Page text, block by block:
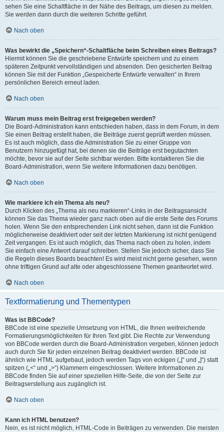
sehen Sie eine Schaltfläche in der Nähe des Beitrags, um diesen zu melden.
Sie werden dann durch die weiteren Schritte geführt.
Nach oben
Was bewirkt die „Speichern“-Schaltfläche beim Schreiben eines Beitrags?
Hiermit können Sie die geschriebene Entwürfe speichern und zu einem
späteren Zeitpunkt vervollständigen und absenden. Den gesicherten Beitrag
können Sie mit der Funktion „Gespeicherte Entwürfe verwalten“ in Ihrem
persönlichen Bereich erneut laden.
Nach oben
Warum muss mein Beitrag erst freigegeben werden?
Die Board-Administration kann entschieden haben, dass in dem Forum, in dem
Sie einen Beitrag erstellt haben, die Beiträge zuerst geprüft werden müssen.
Es ist auch möglich, dass die Administration Sie zu einer Gruppe von
Benutzern hinzugefügt hat, bei denen sie die Beiträge erst begutachten
möchte, bevor sie auf der Seite sichtbar werden. Bitte kontaktieren Sie die
Board-Administration, wenn Sie weitere Informationen dazu benötigen.
Nach oben
Wie markiere ich ein Thema als neu?
Durch Klicken des „Thema als neu markieren“-Links in der Beitragsansicht
können Sie das Thema wieder ganz nach oben auf die erste Seite des Forums
holen. Wenn Sie den entsprechenden Link nicht sehen, dann ist die Funktion
möglicherweise deaktiviert oder seit der letzten Markierung ist nicht genügend
Zeit vergangen. Es ist auch möglich, das Thema nach oben zu holen, indem
Sie einfach eine Antwort darauf schreiben. Stellen Sie jedoch sicher, dass Sie
die Regeln dieses Boards beachten! Es wird meist nicht gerne gesehen, wenn
ohne triftigen Grund auf alte oder abgeschlossene Themen geantwortet wird.
Nach oben
Textformatierung und Thementypen
Was ist BBCode?
BBCode ist eine spezielle Umsetzung von HTML, die Ihnen weitreichende
Formatierungsmöglichkeiten für Ihren Text gibt. Die Rechte zur Verwendung
von BBCode werden durch die Board-Administration vergeben, können jedoch
auch durch Sie für jeden einzelnen Beitrag deaktiviert werden. BBCode ist
ähnlich wie HTML aufgebaut, jedoch werden Tags von eckigen („[“ und „]“) statt
spitzen („<“ und „>“) Klammern eingeschlossen. Weitere Informationen zu
BBCode finden Sie auf einer speziellen Hilfe-Seite, die von der Seite zur
Beitragserstellung aus zugänglich ist.
Nach oben
Kann ich HTML benutzen?
Nein, es ist nicht möglich, HTML-Code in Beiträgen zu verwenden. Die meisten